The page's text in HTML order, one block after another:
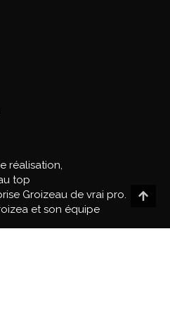
réalisation,
top
Groizeau de vrai pro.
et son équipe